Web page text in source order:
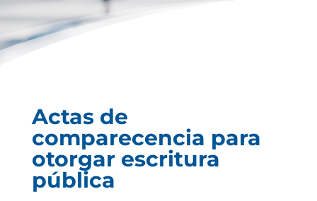
Actas de
comparecencia para
otorgar escritura
pública